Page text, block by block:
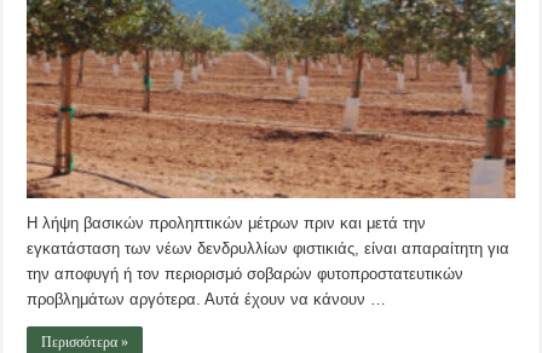
Η λήψη βασικών προληπτικών μέτρων πριν και μετά την
εγκατάσταση των νέων δενδρυλλίων φιστικιάς, είναι απαραίτητη για
την αποφυγή ή τον περιορισμό σοβαρών φυτοπροστατευτικών
προβλημάτων αργότερα. Αυτά έχουν να κάνουν …
Περισσότερα »